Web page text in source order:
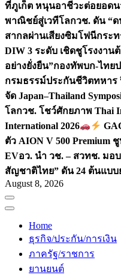
ที่ภูเก็ต หนุนอาชีวะต่อยอด
พาณิชย์สู่เวทีโลกวช. ดัน “
สากลผ่านเสียงซิมโฟนีกระท
DIW 3 ระดับ เชิดชูโรงงา
อย่างยั่งยืน”กองทัพบก-ไทย
กรมธรรม์ประกันชีวิตทหาร
จัด Japan–Thailand
โลกวช. โชว์ศักยภาพ Thai
International 2026
ตัว AION V 500 Premium
EVอว. นำ วช. – สวทช. มอ
สัญชาติไทย” ดัน 24 ต้นแบบ
August 8, 2026
Home
ธุรกิจ/ประกัน/การเงิน
ภาครัฐ/ราชการ
ยานยนต์